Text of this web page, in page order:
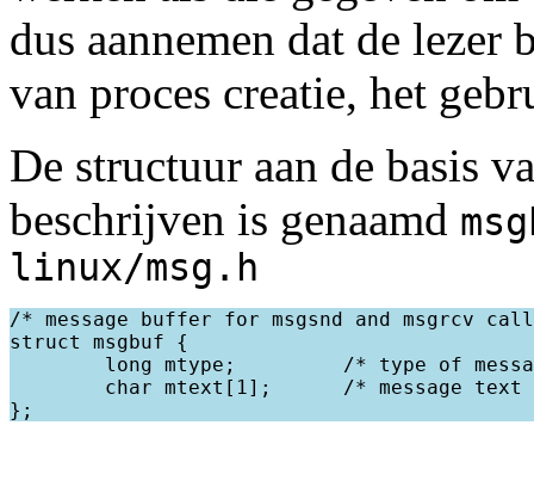
dus aannemen dat de lezer
van proces creatie, het
De structuur aan de basis
beschrijven is genaamd
linux/msg.h
/* message buffer for msgsnd and msgrcv
struct msgbuf {
long mtype;         /* type of
char mtext[1];      /* message text